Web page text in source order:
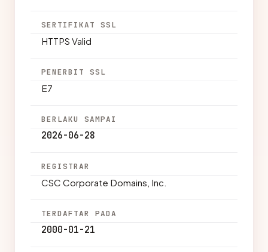
SERTIFIKAT SSL
HTTPS Valid
PENERBIT SSL
E7
BERLAKU SAMPAI
2026-06-28
REGISTRAR
CSC Corporate Domains, Inc.
TERDAFTAR PADA
2000-01-21